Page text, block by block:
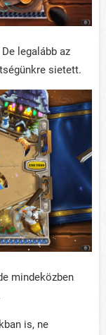
legalább az
sietett.
mindeközben
is, ne